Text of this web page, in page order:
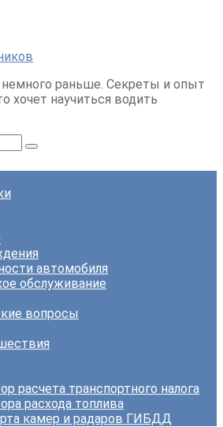
немного раньше. Секреты и опыт
хочет научиться водить
автомобиля
обслуживание
вопросы
расчета транспортного налога
расхода топлива
камер и радаров ГИБДД